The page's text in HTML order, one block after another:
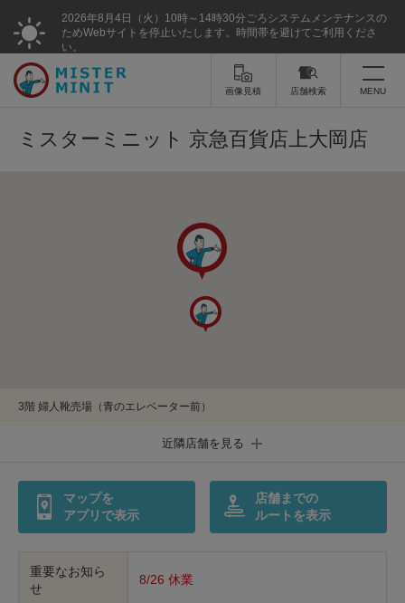
2026年8月4日（火）10時～14時30分ごろシステムメンテナンスの
ためWebサイトを停止いたします。時間帯を避けてご利用くださ
い。
画像見積 店舗検索 MENU
トップ
靴修理
靴磨き
店舗を探す
よくあるご質問
ミスターミニット 京急百貨店上大岡店
3階 婦人靴売場（青のエレベーター前）
近隣店舗を見る
マップを
アプリで表示
店舗までの
ルートを表示
重要なお知ら
せ
8/26 休業